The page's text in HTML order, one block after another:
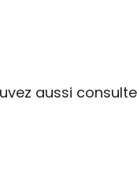
aussi